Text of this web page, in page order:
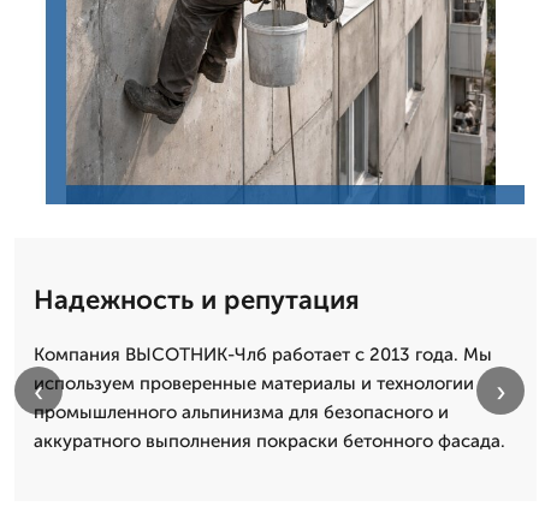
Надежность и репутация
Компания ВЫСОТНИК-Члб работает с 2013 года. Мы
используем проверенные материалы и технологии
промышленного альпинизма для безопасного и
аккуратного выполнения покраски бетонного фасада.
‹ ›